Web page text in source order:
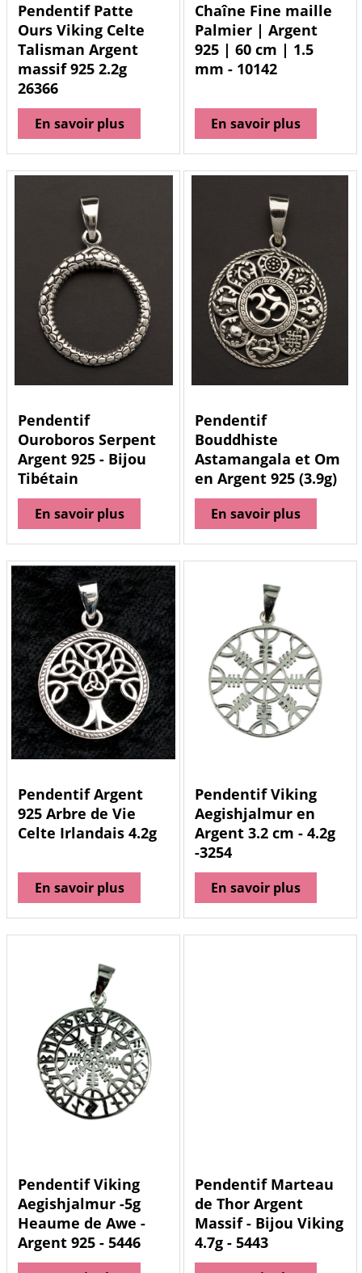
Pendentif Patte
Ours Viking Celte
Talisman Argent
massif 925 2.2g
26366
En savoir plus
Chaîne Fine maille
Palmier | Argent
925 | 60 cm | 1.5
mm - 10142
En savoir plus
Pendentif
Ouroboros Serpent
Argent 925 - Bijou
Tibétain
En savoir plus
Pendentif
Bouddhiste
Astamangala et Om
en Argent 925 (3.9g)
En savoir plus
Pendentif Argent
925 Arbre de Vie
Celte Irlandais 4.2g
En savoir plus
Pendentif Viking
Aegishjalmur en
Argent 3.2 cm - 4.2g
-3254
En savoir plus
Pendentif Viking
Aegishjalmur -5g
Heaume de Awe -
Argent 925 - 5446
Pendentif Marteau
de Thor Argent
Massif - Bijou Viking
4.7g - 5443